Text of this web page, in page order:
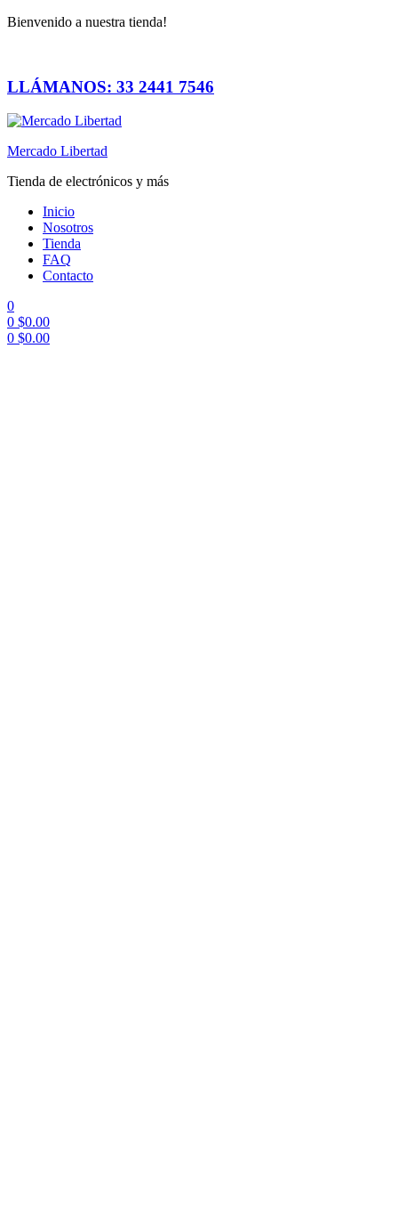
Bienvenido a nuestra tienda!
LLÁMANOS: 33 2441 7546
Mercado Libertad
Tienda de electrónicos y más
Inicio
Nosotros
Tienda
FAQ
Contacto
0
0 $0.00
0 $0.00